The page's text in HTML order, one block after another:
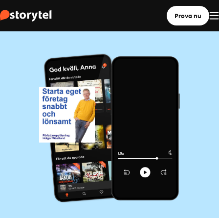
Prova nu